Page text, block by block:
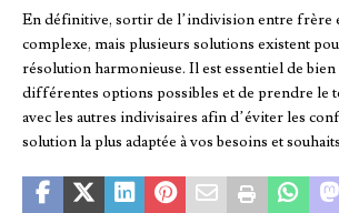
En définitive, sortir de l’indivision entre frère
complexe, mais plusieurs solutions existent
résolution harmonieuse. Il est essentiel de
différentes options possibles et de prendre le
avec les autres indivisaires afin d’éviter les
solution la plus adaptée à vos besoins et